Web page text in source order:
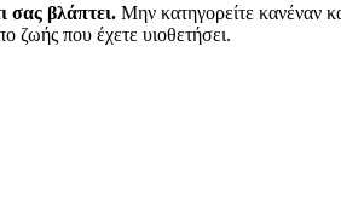
σας βλάπτει. Μην κατηγορείτε κανέναν
ζωής που έχετε υιοθετήσει.